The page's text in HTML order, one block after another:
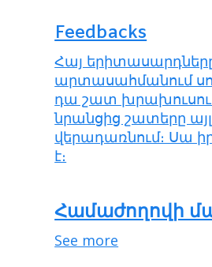
Feedbacks
Հայ
արտասահմանում
դա շատ
նրանցից շատերը
վերադառնում։ Սա
է։
Համաժողովի
See more